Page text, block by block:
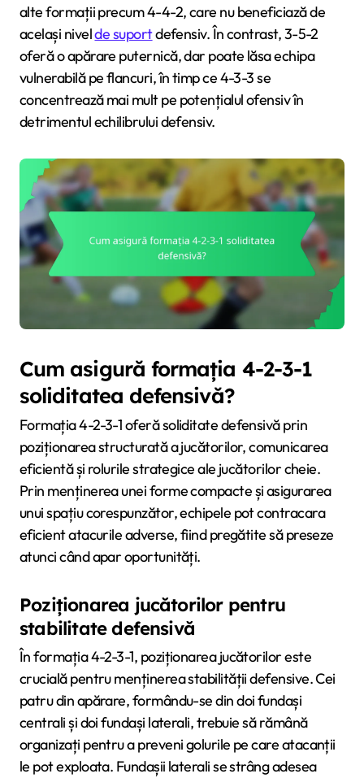
alte formații precum 4-4-2, care nu beneficiază de
același nivelde suportdefensiv. În contrast, 3-5-2
oferă o apărare puternică, dar poate lăsa echipa
vulnerabilă pe flancuri, în timp ce 4-3-3 se
concentrează mai mult pe potențialul ofensiv în
detrimentul echilibrului defensiv.
Cum asigură formația 4-2-3-1
soliditatea defensivă?
Formația 4-2-3-1 oferă soliditate defensivă prin
poziționarea structurată a jucătorilor, comunicarea
eficientă și rolurile strategice ale jucătorilor cheie.
Prin menținerea unei forme compacte și asigurarea
unui spațiu corespunzător, echipele pot contracara
eficient atacurile adverse, fiind pregătite să preseze
atunci când apar oportunități.
Poziționarea jucătorilor pentru
stabilitate defensivă
În formația 4-2-3-1, poziționarea jucătorilor este
crucială pentru menținerea stabilității defensive. Cei
patru din apărare, formându-se din doi fundași
centrali și doi fundași laterali, trebuie să rămână
organizați pentru a preveni golurile pe care atacanții
le pot exploata. Fundașii laterali se strâng adesea